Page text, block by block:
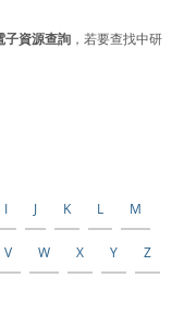
子資源查詢 ，若要查找中研
I J K L M
V W X Y Z